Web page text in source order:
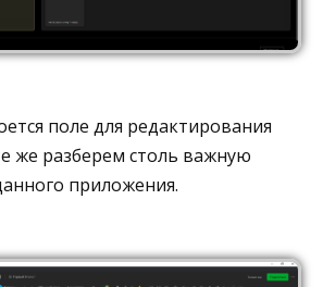
поле для редактирования
же разберем столь важную
приложения.